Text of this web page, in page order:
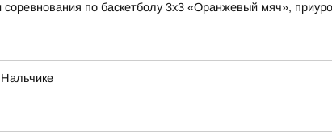
по баскетболу 3x3 «Оранжевый мяч»,